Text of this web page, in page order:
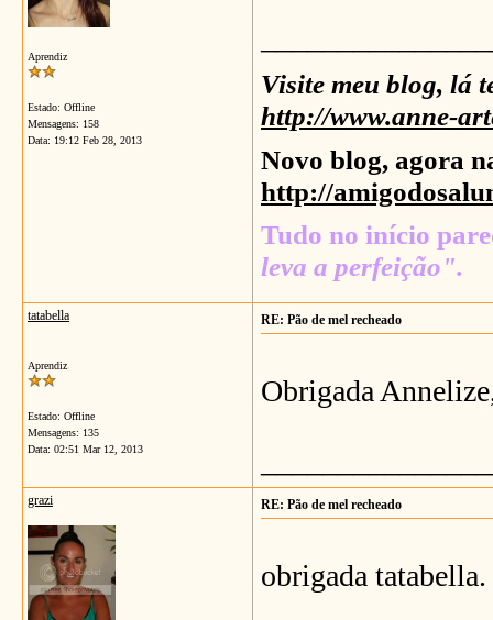
Aprendiz
Estado: Offline
Mensagens: 158
Data: 19:12 Feb 28, 2013
Visite meu blog, lá
http://www.anne-
Novo blog, agora
http://
Tudo no início
leva a perfeição".
tatabella
Aprendiz
Estado: Offline
Mensagens: 135
Data: 02:51 Mar 12, 2013
RE: Pão de mel recheado
Obrigada
grazi RE: Pão de mel recheado
obrigada tatabella.